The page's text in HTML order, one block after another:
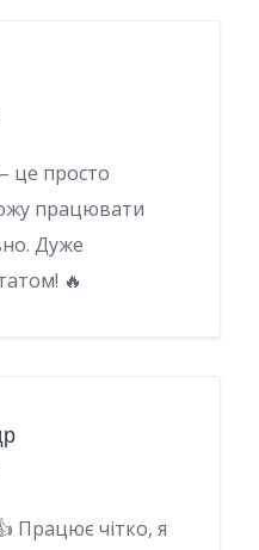
це просто
працювати
Дуже
🔥
Працює чітко, я